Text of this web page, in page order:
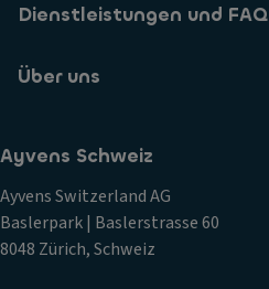
Dienstleistungen und FAQ
Über uns
Ayvens Schweiz
Ayvens Switzerland AG
Baslerpark | Baslerstrasse 60
8048 Zürich, Schweiz